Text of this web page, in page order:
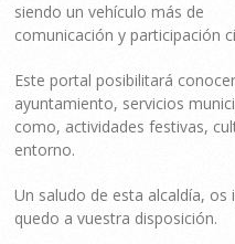
siendo un vehículo más de
comunicación y participación
Este portal posibilitará
ayuntamiento, servicios
como, actividades festivas,
entorno.
Un saludo de esta alcaldía,
quedo a vuestra disposición.